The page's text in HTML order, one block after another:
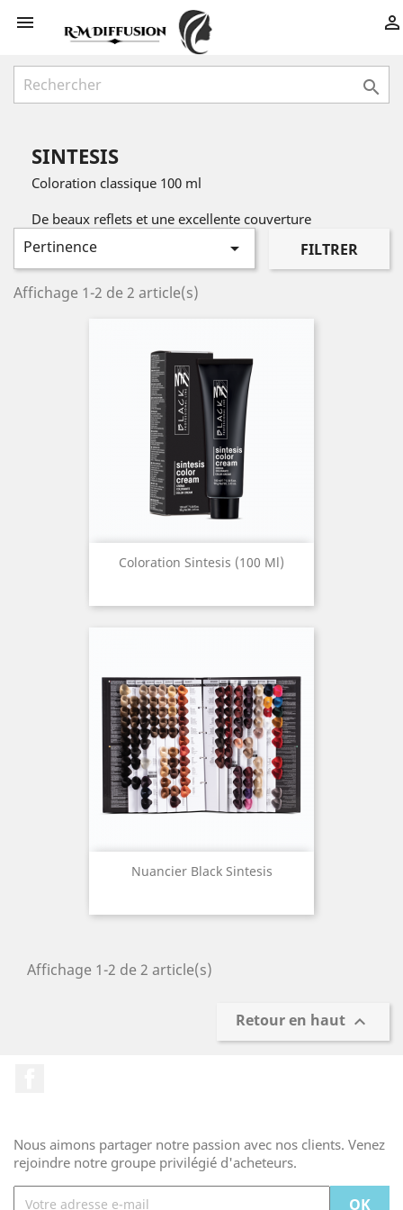
 

SINTESIS
Coloration classique 100 ml
De beaux reflets et une excellente couverture
Pertinence  FILTRER
Affichage 1-2 de 2 article(s)
Coloration Sintesis (100 Ml)
Nuancier Black Sintesis
Affichage 1-2 de 2 article(s)
Retour en haut 
Nous aimons partager notre passion avec nos clients. Venez
rejoindre notre groupe privilégié d'acheteurs.